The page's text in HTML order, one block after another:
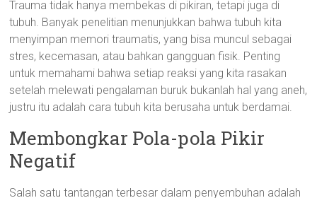
Trauma tidak hanya membekas di pikiran, tetapi juga di
tubuh. Banyak penelitian menunjukkan bahwa tubuh kita
menyimpan memori traumatis, yang bisa muncul sebagai
stres, kecemasan, atau bahkan gangguan fisik. Penting
untuk memahami bahwa setiap reaksi yang kita rasakan
setelah melewati pengalaman buruk bukanlah hal yang aneh,
justru itu adalah cara tubuh kita berusaha untuk berdamai.
Membongkar Pola-pola Pikir
Negatif
Salah satu tantangan terbesar dalam penyembuhan adalah